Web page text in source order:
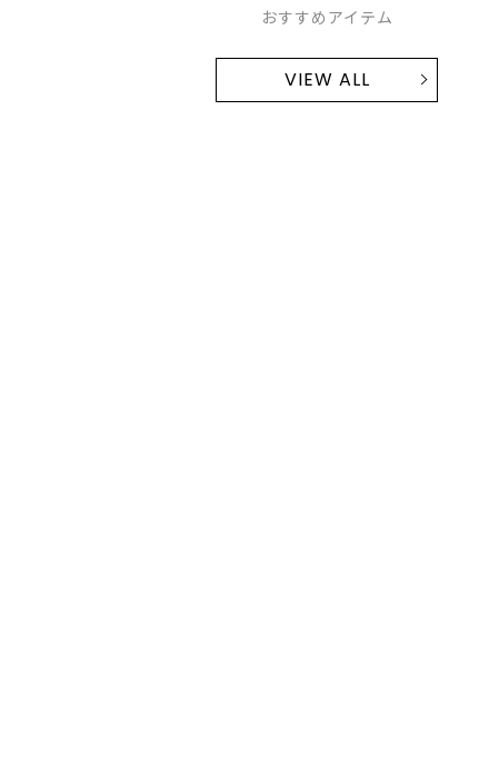
おすすめアイテム
VIEW ALL